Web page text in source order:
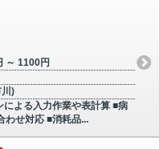
～ 1100円
)
による入力作業や表計算 ■病
わせ対応 ■消耗品...